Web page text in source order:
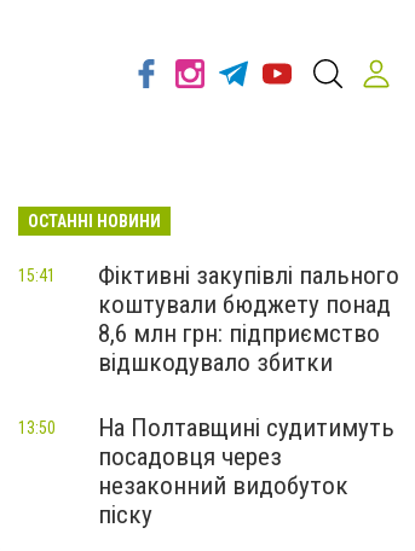
ОСТАННІ НОВИНИ
Фіктивні закупівлі пального
коштували бюджету понад
8,6 млн грн: підприємство
відшкодувало збитки
15:41
На Полтавщині судитимуть
посадовця через
незаконний видобуток
піску
13:50